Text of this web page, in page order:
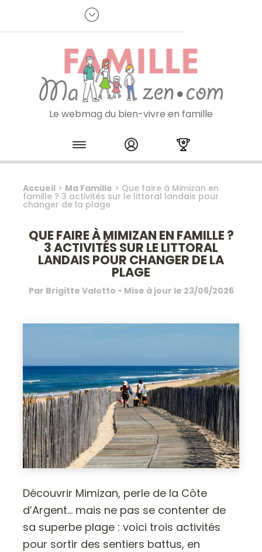
Je m'inscris à la newsletter
Le webmag du bien-vivre en famille
Skip to content
Accueil > Ma Famille > Que faire à Mimizan en
famille ? 3 activités sur le littoral landais pour
changer de la plage
QUE FAIRE À MIMIZAN EN FAMILLE ?
3 ACTIVITÉS SUR LE LITTORAL
LANDAIS POUR CHANGER DE LA
PLAGE
Par Brigitte Valotto - Mise à jour le 23/06/2026
Découvrir Mimizan, perle de la Côte
d’Argent… mais ne pas se contenter de
sa superbe plage : voici trois activités
pour sortir des sentiers battus, en
Panneau de gestion des cookies